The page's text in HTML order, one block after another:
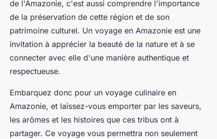
de l'Amazonie, c'est aussi comprendre l'importance
de la préservation de cette région et de son
patrimoine culturel. Un voyage en Amazonie est une
invitation à apprécier la beauté de la nature et à se
connecter avec elle d'une manière authentique et
respectueuse.
Embarquez donc pour un voyage culinaire en
Amazonie, et laissez-vous emporter par les saveurs,
les arômes et les histoires que ces tribus ont à
partager. Ce voyage vous permettra non seulement